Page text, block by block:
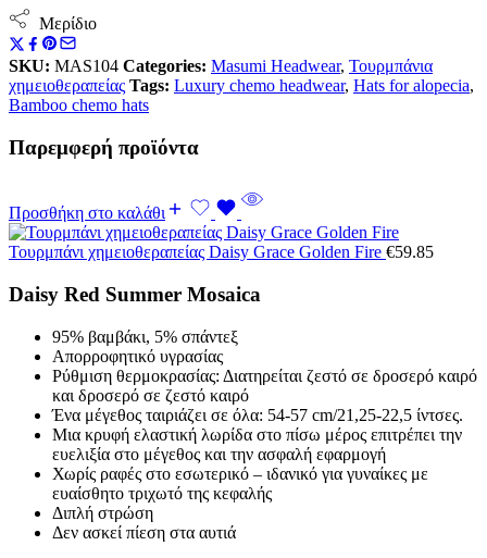
Μερίδιο
SKU: MAS104 Categories: Masumi Headwear, Τουρμπάνια
χημειοθεραπείας Tags: Luxury chemo headwear, Hats for alopecia,
Bamboo chemo hats
Παρεμφερή προϊόντα
Προσθήκη στο καλάθι
Τουρμπάνι χημειοθεραπείας Daisy Grace Golden Fire €59.85
Daisy Red Summer Mosaica
95% βαμβάκι, 5% σπάντεξ
Απορροφητικό υγρασίας
Ρύθμιση θερμοκρασίας: Διατηρείται ζεστό σε δροσερό καιρό
και δροσερό σε ζεστό καιρό
Ένα μέγεθος ταιριάζει σε όλα: 54-57 cm/21,25-22,5 ίντσες.
Μια κρυφή ελαστική λωρίδα στο πίσω μέρος επιτρέπει την
ευελιξία στο μέγεθος και την ασφαλή εφαρμογή
Χωρίς ραφές στο εσωτερικό – ιδανικό για γυναίκες με
ευαίσθητο τριχωτό της κεφαλής
Διπλή στρώση
Δεν ασκεί πίεση στα αυτιά